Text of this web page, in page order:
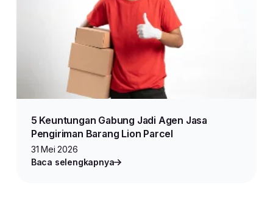
5 Keuntungan Gabung Jadi Agen Jasa
Pengiriman Barang Lion Parcel
31 Mei 2026
Baca selengkapnya